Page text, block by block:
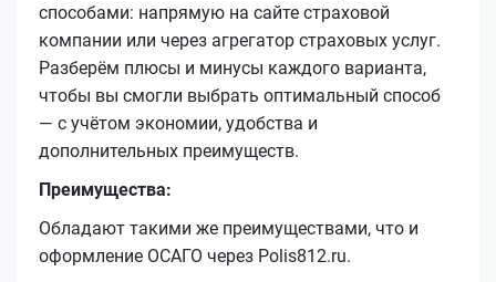
способами: напрямую на сайте страховой
компании или через агрегатор страховых услуг.
Разберём плюсы и минусы каждого варианта,
чтобы вы смогли выбрать оптимальный способ
— с учётом экономии, удобства и
дополнительных преимуществ.
Преимущества:
Обладают такими же преимуществами, что и
оформление ОСАГО через Polis812.ru.